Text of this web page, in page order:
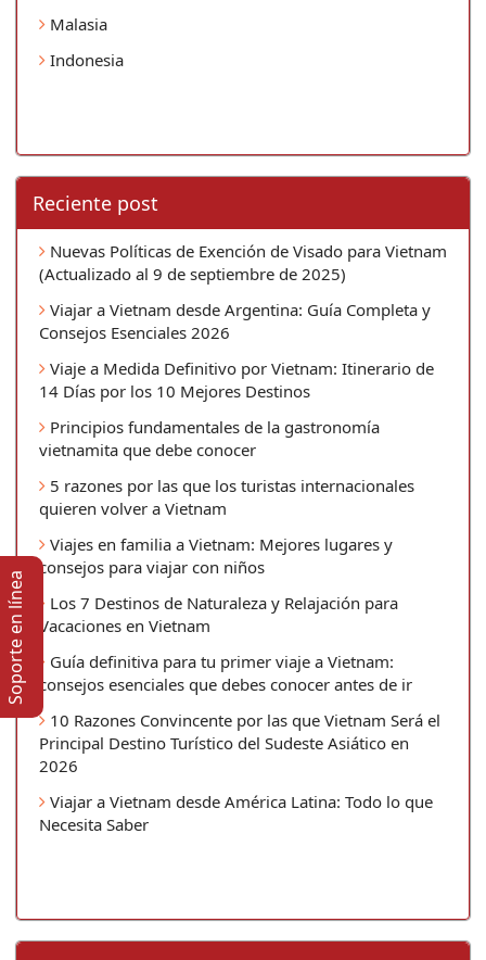
Malasia
Indonesia
Reciente post
Nuevas Políticas de Exención de Visado para Vietnam
(Actualizado al 9 de septiembre de 2025)
Viajar a Vietnam desde Argentina: Guía Completa y
Consejos Esenciales 2026
Viaje a Medida Definitivo por Vietnam: Itinerario de
14 Días por los 10 Mejores Destinos
Principios fundamentales de la gastronomía
vietnamita que debe conocer
5 razones por las que los turistas internacionales
quieren volver a Vietnam
Viajes en familia a Vietnam: Mejores lugares y
consejos para viajar con niños
Los 7 Destinos de Naturaleza y Relajación para
Vacaciones en Vietnam
Guía definitiva para tu primer viaje a Vietnam:
consejos esenciales que debes conocer antes de ir
10 Razones Convincente por las que Vietnam Será el
Principal Destino Turístico del Sudeste Asiático en
2026
Viajar a Vietnam desde América Latina: Todo lo que
Necesita Saber
Soporte en lí­nea